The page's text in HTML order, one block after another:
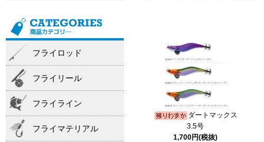
ダートマックス
3.5号
1,700円(税抜)
フライロッド
フライリール
フライライン
フライマテリアル